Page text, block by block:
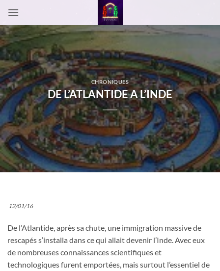
contenu
CHRONIQUES
DE L’ATLANTIDE A L’INDE
12/01/16
De l’Atlantide, après sa chute, une immigration massive de
rescapés s’installa dans ce qui allait devenir l’Inde. Avec eux
de nombreuses connaissances scientifiques et
technologiques furent emportées, mais surtout l’essentiel de